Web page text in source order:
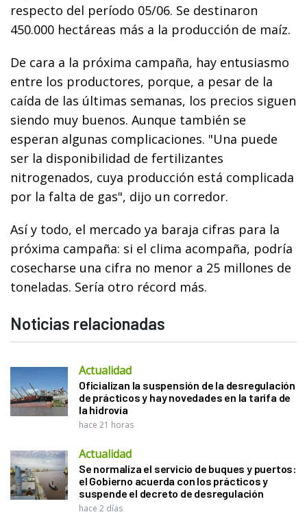
respecto del período 05/06. Se destinaron
450.000 hectáreas más a la producción de maíz.
De cara a la próxima campaña, hay entusiasmo
entre los productores, porque, a pesar de la
caída de las últimas semanas, los precios siguen
siendo muy buenos. Aunque también se
esperan algunas complicaciones. "Una puede
ser la disponibilidad de fertilizantes
nitrogenados, cuya producción está complicada
por la falta de gas", dijo un corredor.
Así y todo, el mercado ya baraja cifras para la
próxima campaña: si el clima acompaña, podría
cosecharse una cifra no menor a 25 millones de
toneladas. Sería otro récord más.
Noticias relacionadas
Actualidad
Oficializan la suspensión de la desregulación
de prácticos y hay novedades en la tarifa de
la hidrovía
hace 21 horas
Actualidad
Se normaliza el servicio de buques y puertos:
el Gobierno acuerda con los prácticos y
suspende el decreto de desregulación
hace 2 días